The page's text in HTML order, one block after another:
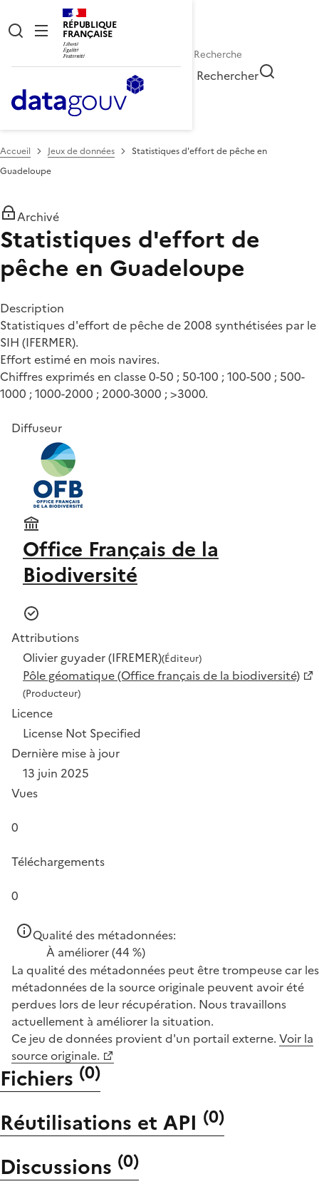
RÉPUBLIQUE
FRANÇAISE
Rechercher
Accueil Jeux de données
Statistiques d'effort de pêche en
Guadeloupe
Archivé
Statistiques d'effort de
pêche en Guadeloupe
Description
Statistiques d'effort de pêche de 2008 synthétisées par le
SIH (IFERMER).
Effort estimé en mois navires.
Chiffres exprimés en classe 0-50 ; 50-100 ; 100-500 ; 500-
1000 ; 1000-2000 ; 2000-3000 ; >3000.
Diffuseur
Office Français de la
Biodiversité
Attributions
Olivier guyader (IFREMER)(Éditeur)
Pôle géomatique (Office français de la biodiversité)
(Producteur)
Licence
License Not Specified
Dernière mise à jour
13 juin 2025
Vues
0
Téléchargements
0
Qualité des métadonnées:
À améliorer(44 %)
La qualité des métadonnées peut être trompeuse car les
métadonnées de la source originale peuvent avoir été
perdues lors de leur récupération. Nous travaillons
actuellement à améliorer la situation.
Ce jeu de données provient d'un portail externe. Voir la
source originale.
Fichiers (0)
Réutilisations et API (0)
Discussions (0)